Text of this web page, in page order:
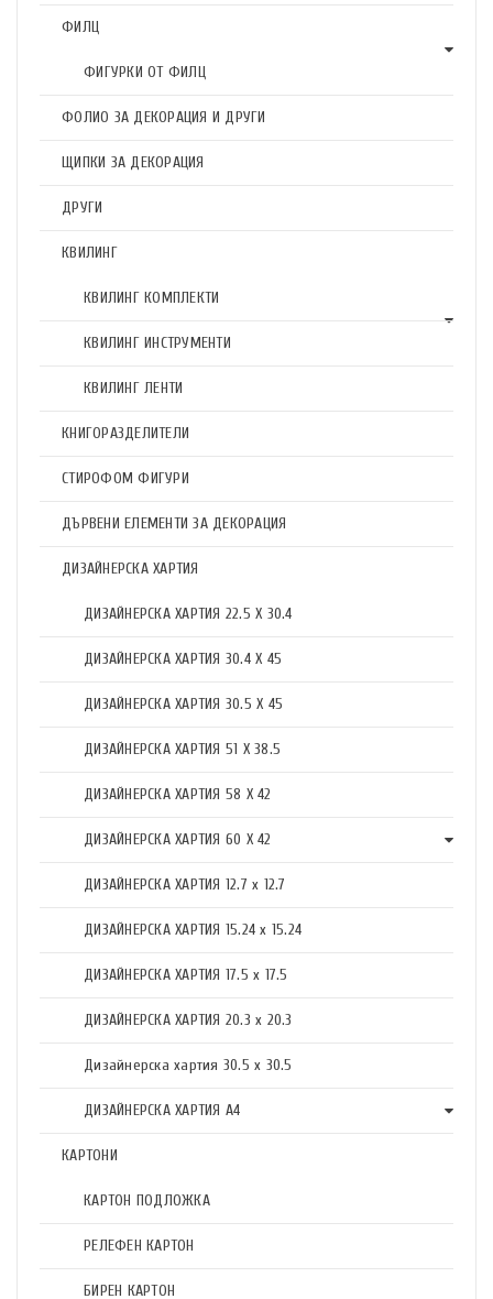
ФИЛЦ
ФИГУРКИ ОТ ФИЛЦ
ФОЛИО ЗА ДЕКОРАЦИЯ И ДРУГИ
ЩИПКИ ЗА ДЕКОРАЦИЯ
ДРУГИ
КВИЛИНГ
КВИЛИНГ КОМПЛЕКТИ
КВИЛИНГ ИНСТРУМЕНТИ
КВИЛИНГ ЛЕНТИ
КНИГОРАЗДЕЛИТЕЛИ
СТИРОФОМ ФИГУРИ
ДЪРВЕНИ ЕЛЕМЕНТИ ЗА ДЕКОРАЦИЯ
ДИЗАЙНЕРСКА ХАРТИЯ
ДИЗАЙНЕРСКА ХАРТИЯ 22.5 X 30.4
ДИЗАЙНЕРСКА ХАРТИЯ 30.4 X 45
ДИЗАЙНЕРСКА ХАРТИЯ 30.5 X 45
ДИЗАЙНЕРСКА ХАРТИЯ 51 X 38.5
ДИЗАЙНЕРСКА ХАРТИЯ 58 X 42
ДИЗАЙНЕРСКА ХАРТИЯ 60 X 42
ДИЗАЙНЕРСКА ХАРТИЯ 12.7 x 12.7
ДИЗАЙНЕРСКА ХАРТИЯ 15.24 x 15.24
ДИЗАЙНЕРСКА ХАРТИЯ 17.5 х 17.5
ДИЗАЙНЕРСКА ХАРТИЯ 20.3 х 20.3
Дизайнерска хартия 30.5 х 30.5
ДИЗАЙНЕРСКА ХАРТИЯ А4
КАРТОНИ
КАРТОН ПОДЛОЖКА
РЕЛЕФЕН КАРТОН
БИРЕН КАРТОН